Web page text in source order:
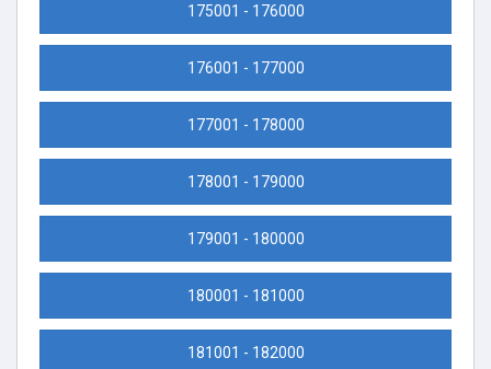
175001 - 176000
176001 - 177000
177001 - 178000
178001 - 179000
179001 - 180000
180001 - 181000
181001 - 182000